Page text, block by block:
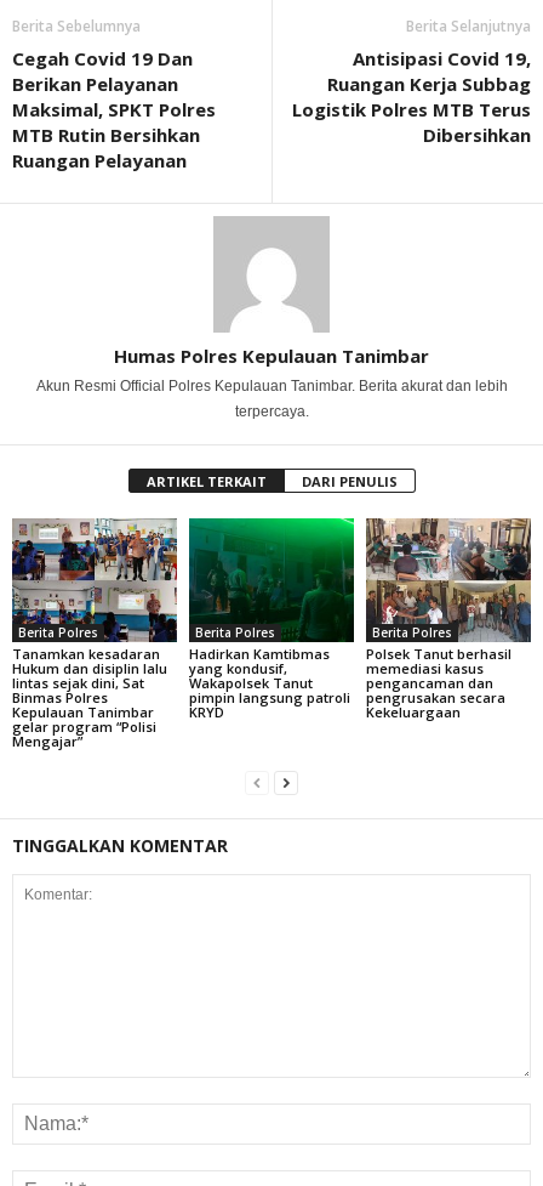
Berita Sebelumnya
Cegah Covid 19 Dan
Berikan Pelayanan
Maksimal, SPKT Polres
MTB Rutin Bersihkan
Ruangan Pelayanan
Berita Selanjutnya
Antisipasi Covid 19,
Ruangan Kerja Subbag
Logistik Polres MTB Terus
Dibersihkan
Humas Polres Kepulauan Tanimbar
Akun Resmi Official Polres Kepulauan Tanimbar. Berita akurat dan lebih
terpercaya.
ARTIKEL TERKAIT DARI PENULIS
Berita Polres
Tanamkan kesadaran
Hukum dan disiplin lalu
lintas sejak dini, Sat
Binmas Polres
Kepulauan Tanimbar
gelar program “Polisi
Mengajar”
Berita Polres
Hadirkan Kamtibmas
yang kondusif,
Wakapolsek Tanut
pimpin langsung patroli
KRYD
Berita Polres
Polsek Tanut berhasil
memediasi kasus
pengancaman dan
pengrusakan secara
Kekeluargaan
TINGGALKAN KOMENTAR